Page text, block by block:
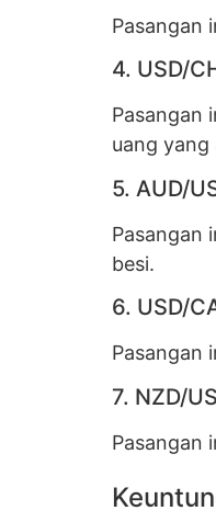
Pasangan
4. USD/
Pasangan
uang yang
5. AUD/
Pasangan
besi.
6. USD/
Pasangan
7. NZD/
Pasangan